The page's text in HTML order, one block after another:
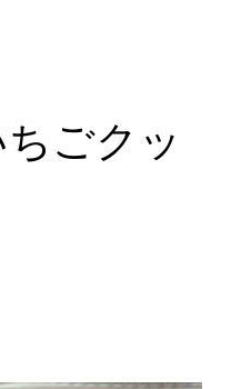
ごクッ